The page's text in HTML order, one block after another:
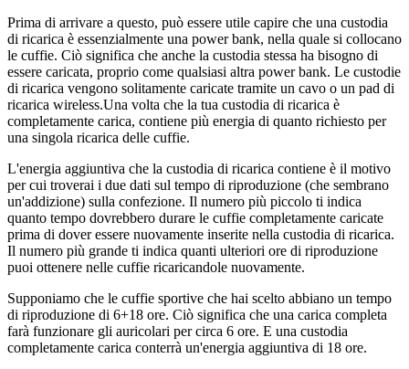
Prima di arrivare a questo, può essere utile capire che una custodia
di ricarica è essenzialmente una power bank, nella quale si collocano
le cuffie. Ciò significa che anche la custodia stessa ha bisogno di
essere caricata, proprio come qualsiasi altra power bank. Le custodie
di ricarica vengono solitamente caricate tramite un cavo o un pad di
ricarica wireless.Una volta che la tua custodia di ricarica è
completamente carica, contiene più energia di quanto richiesto per
una singola ricarica delle cuffie.
L'energia aggiuntiva che la custodia di ricarica contiene è il motivo
per cui troverai i due dati sul tempo di riproduzione (che sembrano
un'addizione) sulla confezione. Il numero più piccolo ti indica
quanto tempo dovrebbero durare le cuffie completamente caricate
prima di dover essere nuovamente inserite nella custodia di ricarica.
Il numero più grande ti indica quanti ulteriori ore di riproduzione
puoi ottenere nelle cuffie ricaricandole nuovamente.
Supponiamo che le cuffie sportive che hai scelto abbiano un tempo
di riproduzione di 6+18 ore. Ciò significa che una carica completa
farà funzionare gli auricolari per circa 6 ore. E una custodia
completamente carica conterrà un'energia aggiuntiva di 18 ore.